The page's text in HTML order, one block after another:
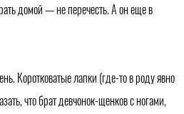
домой — не перечесть. А он еще в
Коротковатые лапки (где-то в роду явно
что брат девчонок-щенков с ногами,